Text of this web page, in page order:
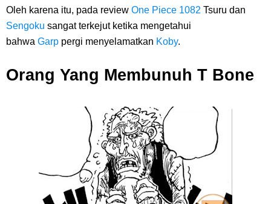
7 Fakta Queen One Piece, All Star Yang Jadi Penanggung Jawab
Penjara Udon
7 Fakta Brook One Piece, Mantan Kapten Yang Poster Bountynya
Resep Martabak Manis, Cemilan Enak Yang Memiliki Nama Lain
Terang Bulan
Friday, 7 August
Oleh karena itu, pada review One Piece 1082 Tsuru dan
Sengoku sangat terkejut ketika mengetahui
bahwa Garp pergi menyelamatkan Koby.
Orang Yang Membunuh T Bone